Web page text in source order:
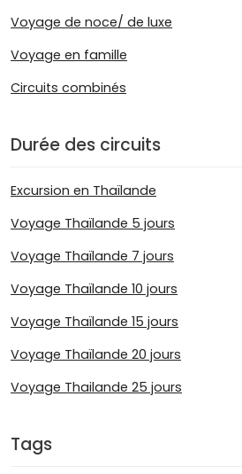
Voyage de noce/ de luxe
Voyage en famille
Circuits combinés
Durée des circuits
Excursion en Thaïlande
Voyage Thaïlande 5 jours
Voyage Thaïlande 7 jours
Voyage Thaïlande 10 jours
Voyage Thaïlande 15 jours
Voyage Thaïlande 20 jours
Voyage Thailande 25 jours
Tags